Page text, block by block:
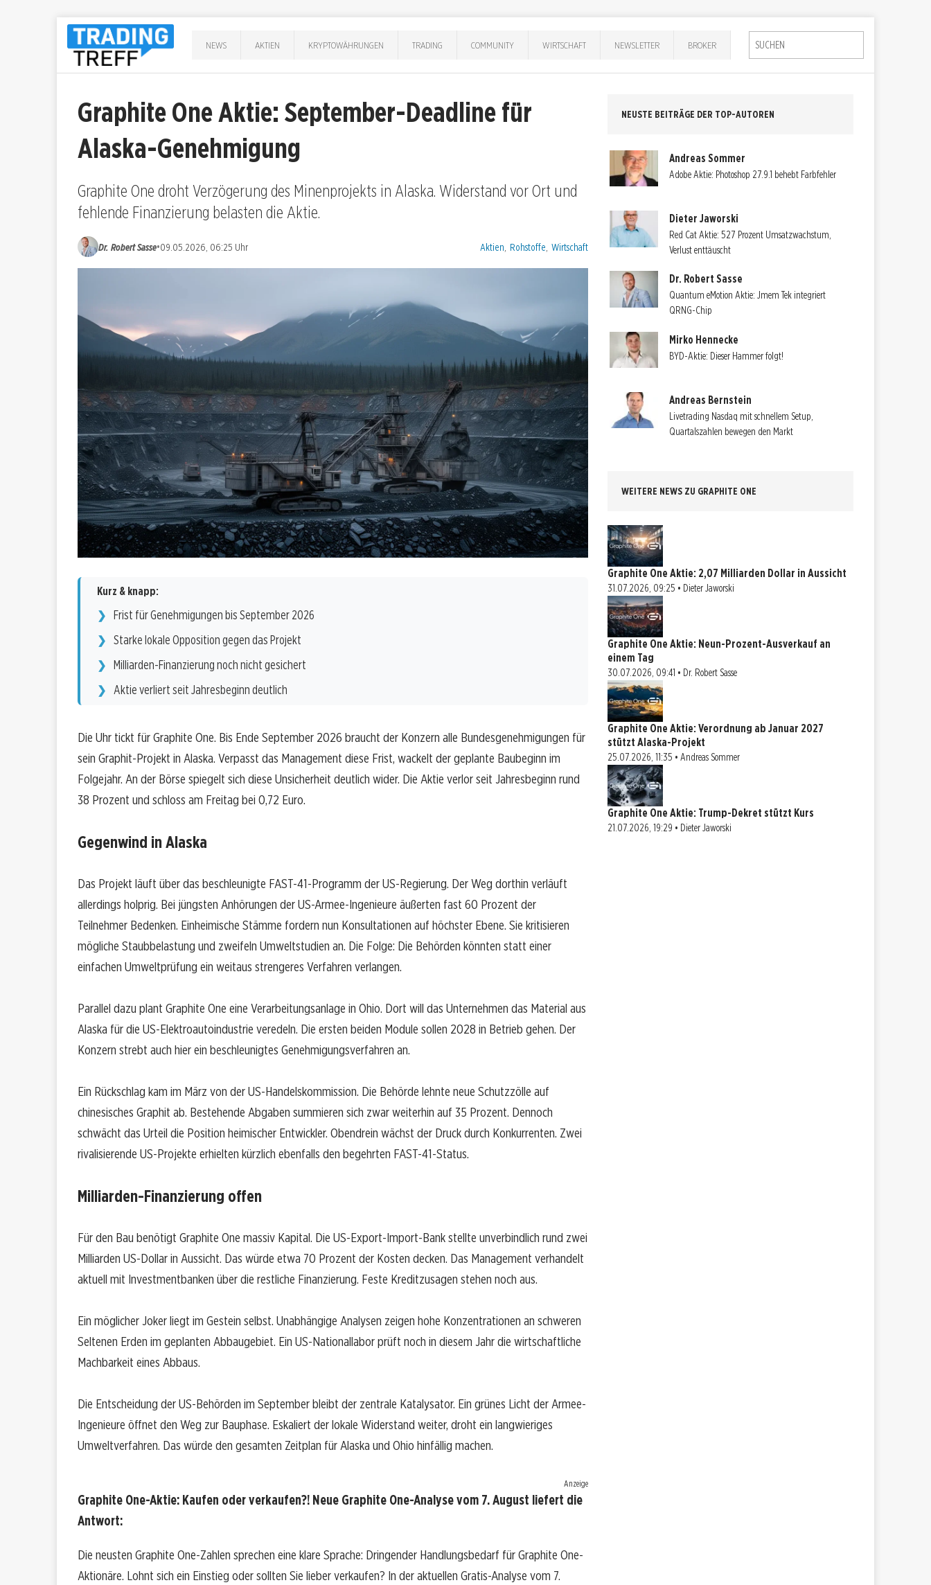
NEWS AKTIEN KRYPTOWÄHRUNGEN TRADING COMMUNITY WIRTSCHAFT NEWSLETTER BROKER
Graphite One Aktie: September-Deadline für
Alaska-Genehmigung
Graphite One droht Verzögerung des Minenprojekts in Alaska. Widerstand vor Ort und
fehlende Finanzierung belasten die Aktie.
Dr. Robert Sasse•09.05.2026, 06:25 Uhr Kategorien:
Aktien Rohstoffe Wirtschaft
Kurz & knapp:
Frist für Genehmigungen bis September 2026
Starke lokale Opposition gegen das Projekt
Milliarden-Finanzierung noch nicht gesichert
Aktie verliert seit Jahresbeginn deutlich
Die Uhr tickt für Graphite One. Bis Ende September 2026 braucht der Konzern alle Bundesgenehmigungen für
sein Graphit-Projekt in Alaska. Verpasst das Management diese Frist, wackelt der geplante Baubeginn im
Folgejahr. An der Börse spiegelt sich diese Unsicherheit deutlich wider. Die Aktie verlor seit Jahresbeginn rund
38 Prozent und schloss am Freitag bei 0,72 Euro.
Gegenwind in Alaska
Das Projekt läuft über das beschleunigte FAST-41-Programm der US-Regierung. Der Weg dorthin verläuft
allerdings holprig. Bei jüngsten Anhörungen der US-Armee-Ingenieure äußerten fast 60 Prozent der
Teilnehmer Bedenken. Einheimische Stämme fordern nun Konsultationen auf höchster Ebene. Sie kritisieren
mögliche Staubbelastung und zweifeln Umweltstudien an. Die Folge: Die Behörden könnten statt einer
einfachen Umweltprüfung ein weitaus strengeres Verfahren verlangen.
Parallel dazu plant Graphite One eine Verarbeitungsanlage in Ohio. Dort will das Unternehmen das Material aus
Alaska für die US-Elektroautoindustrie veredeln. Die ersten beiden Module sollen 2028 in Betrieb gehen. Der
Konzern strebt auch hier ein beschleunigtes Genehmigungsverfahren an.
Ein Rückschlag kam im März von der US-Handelskommission. Die Behörde lehnte neue Schutzzölle auf
chinesisches Graphit ab. Bestehende Abgaben summieren sich zwar weiterhin auf 35 Prozent. Dennoch
schwächt das Urteil die Position heimischer Entwickler. Obendrein wächst der Druck durch Konkurrenten. Zwei
rivalisierende US-Projekte erhielten kürzlich ebenfalls den begehrten FAST-41-Status.
Milliarden-Finanzierung offen
Für den Bau benötigt Graphite One massiv Kapital. Die US-Export-Import-Bank stellte unverbindlich rund zwei
Milliarden US-Dollar in Aussicht. Das würde etwa 70 Prozent der Kosten decken. Das Management verhandelt
aktuell mit Investmentbanken über die restliche Finanzierung. Feste Kreditzusagen stehen noch aus.
Ein möglicher Joker liegt im Gestein selbst. Unabhängige Analysen zeigen hohe Konzentrationen an schweren
Seltenen Erden im geplanten Abbaugebiet. Ein US-Nationallabor prüft noch in diesem Jahr die wirtschaftliche
Machbarkeit eines Abbaus.
Die Entscheidung der US-Behörden im September bleibt der zentrale Katalysator. Ein grünes Licht der Armee-
Ingenieure öffnet den Weg zur Bauphase. Eskaliert der lokale Widerstand weiter, droht ein langwieriges
Umweltverfahren. Das würde den gesamten Zeitplan für Alaska und Ohio hinfällig machen.
Anzeige
Graphite One-Aktie: Kaufen oder verkaufen?! Neue Graphite One-Analyse vom 7. August liefert die
Antwort:
Die neusten Graphite One-Zahlen sprechen eine klare Sprache: Dringender Handlungsbedarf für Graphite One-
Aktionäre. Lohnt sich ein Einstieg oder sollten Sie lieber verkaufen? In der aktuellen Gratis-Analyse vom 7.
NEUSTE BEITRÄGE DER TOP-AUTOREN
Andreas Sommer
Adobe Aktie: Photoshop 27.9.1 behebt Farbfehler
Dieter Jaworski
Red Cat Aktie: 527 Prozent Umsatzwachstum,
Verlust enttäuscht
Dr. Robert Sasse
Quantum eMotion Aktie: Jmem Tek integriert
QRNG-Chip
Mirko Hennecke
BYD-Aktie: Dieser Hammer folgt!
Andreas Bernstein
Livetrading Nasdaq mit schnellem Setup,
Quartalszahlen bewegen den Markt
WEITERE NEWS ZU GRAPHITE ONE
Graphite One Aktie: 2,07 Milliarden Dollar in Aussicht
31.07.2026, 09:25 • Dieter Jaworski
Graphite One Aktie: Neun-Prozent-Ausverkauf an
einem Tag
30.07.2026, 09:41 • Dr. Robert Sasse
Graphite One Aktie: Verordnung ab Januar 2027
stützt Alaska-Projekt
25.07.2026, 11:35 • Andreas Sommer
Graphite One Aktie: Trump-Dekret stützt Kurs
21.07.2026, 19:29 • Dieter Jaworski